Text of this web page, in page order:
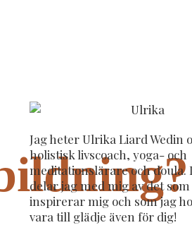
Jag heter Ulrika Liard Wedin
holistisk livscoach, yoga- och
meditationslärare och doula.
delar jag med mig av det
inspirerar mig och som jag
vara till glädje även för dig!